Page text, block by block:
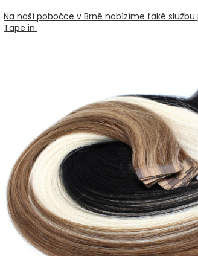
Na naší pobočce v Brně nabízíme také
Tape in.